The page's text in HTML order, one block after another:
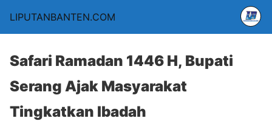
LIPUTANBANTEN.COM
Safari Ramadan 1446 H, Bupati
Serang Ajak Masyarakat
Tingkatkan Ibadah